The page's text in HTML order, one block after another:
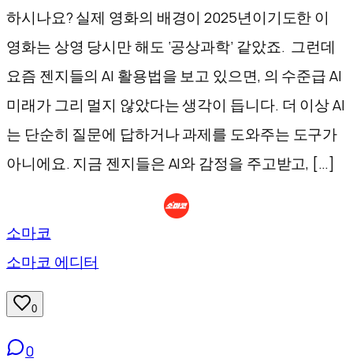
하시나요? 실제 영화의 배경이 2025년이기도한 이
영화는 상영 당시만 해도 ‘공상과학’ 같았죠. 그런데
요즘 젠지들의 AI 활용법을 보고 있으면, 의 수준급 AI
미래가 그리 멀지 않았다는 생각이 듭니다. 더 이상 AI
는 단순히 질문에 답하거나 과제를 도와주는 도구가
아니에요. 지금 젠지들은 AI와 감정을 주고받고, […]
소마코
소마코 에디터
0
0